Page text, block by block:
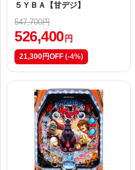
５ＹＢＡ【甘デジ】
547,700円
526,400 円
21,300円OFF (-4%)